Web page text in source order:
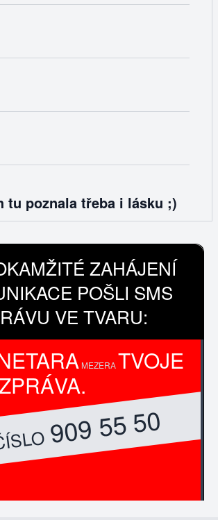
tu poznala třeba i lásku ;)
ZAHÁJENÍ
POŠLI SMS
VE TVARU:
MEZERATVOJE
909 55 50